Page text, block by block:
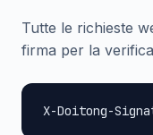
Tutte le richieste
firma per la
X-Doitong-